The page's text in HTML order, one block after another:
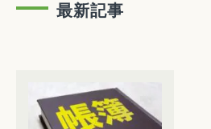
最新記事